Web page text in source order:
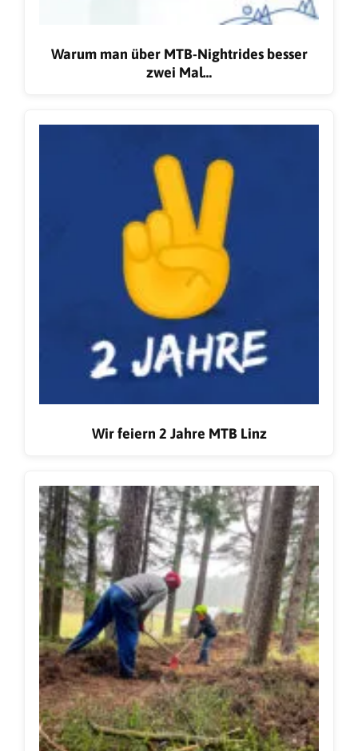
Warum man über MTB-Nightrides besser
zwei Mal…
Wir feiern 2 Jahre MTB Linz